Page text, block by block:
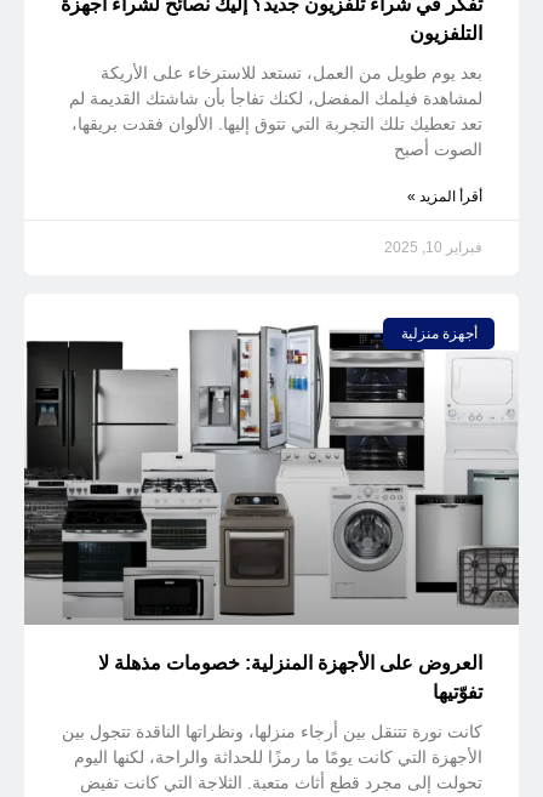
تفكر في شراء تلفزيون جديد؟ إليك نصائح لشراء أجهزة
التلفزيون
بعد يوم طويل من العمل، تستعد للاسترخاء على الأريكة
لمشاهدة فيلمك المفضل، لكنك تفاجأ بأن شاشتك القديمة لم
تعد تعطيك تلك التجربة التي تتوق إليها. الألوان فقدت بريقها،
الصوت أصبح
أقرأ المزيد »
فبراير 10, 2025
أجهزة منزلية
العروض على الأجهزة المنزلية: خصومات مذهلة لا
تفوّتيها
كانت نورة تتنقل بين أرجاء منزلها، ونظراتها الناقدة تتجول بين
الأجهزة التي كانت يومًا ما رمزًا للحداثة والراحة، لكنها اليوم
تحولت إلى مجرد قطع أثاث متعبة. الثلاجة التي كانت تفيض